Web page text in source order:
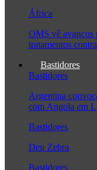
África
OMS vê avanços
tratamentos
Bastidores
Bastidores
Argentina
com Angola em
Bastidores
Deu Zebra
Bastidores